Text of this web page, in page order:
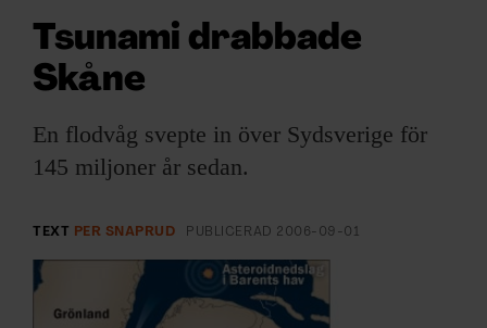
ÄMNEN
ARKIV & E-TIDNING
LYSSNA/PODD
SHOP
KONTAKTA F&F
Tsunami drabbade
Skåne
En flodvåg svepte in över Sydsverige för
145 miljoner år sedan.
TEXT PER SNAPRUD PUBLICERAD 2006-09-01